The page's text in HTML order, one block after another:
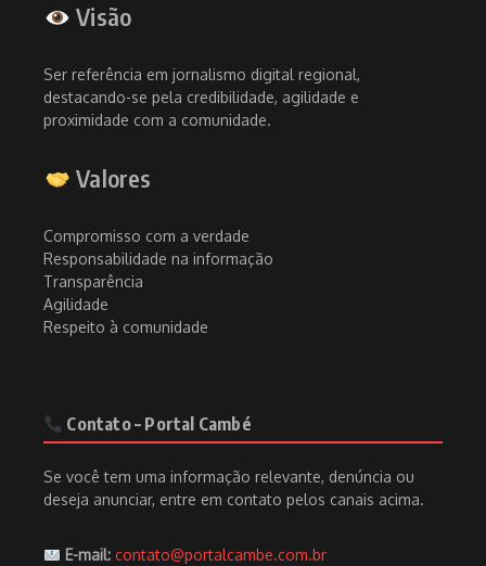
Visão
Ser referência em jornalismo digital regional,
destacando-se pela credibilidade, agilidade e
proximidade com a comunidade.
Valores
Compromisso com a verdade
Responsabilidade na informação
Transparência
Agilidade
Respeito à comunidade
Contato – Portal Cambé
Se você tem uma informação relevante, denúncia ou
deseja anunciar, entre em contato pelos canais acima.
E-mail: contato@portalcambe.com.br